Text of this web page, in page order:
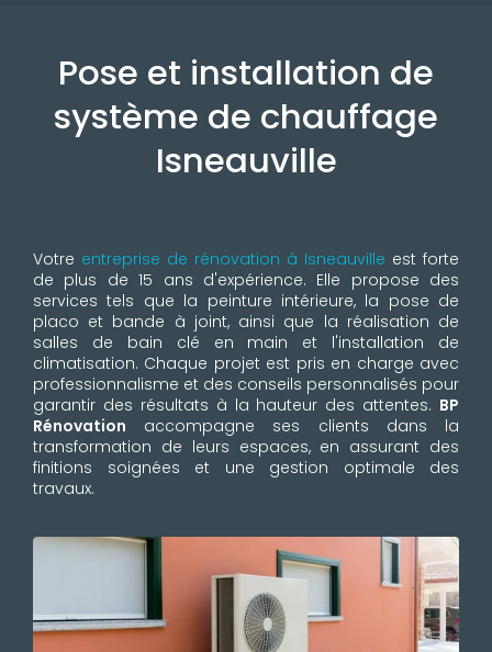
Pose et installation de
système de chauffage
Isneauville
Votre entreprise de rénovation à Isneauville est forte
de plus de 15 ans d'expérience. Elle propose des
services tels que la peinture intérieure, la pose de
placo et bande à joint, ainsi que la réalisation de
salles de bain clé en main et l'installation de
climatisation. Chaque projet est pris en charge avec
professionnalisme et des conseils personnalisés pour
garantir des résultats à la hauteur des attentes. BP
Rénovation accompagne ses clients dans la
transformation de leurs espaces, en assurant des
finitions soignées et une gestion optimale des
travaux.